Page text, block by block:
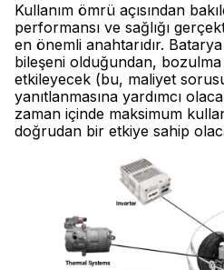
Kullanım ömrü açısından
performansı ve sağlığı
en önemli anahtarıdır.
bileşeni olduğundan,
etkileyecek (bu, maliyet
yanıtlanmasına yardımcı
zaman içinde maksimum
doğrudan bir etkiye sahip